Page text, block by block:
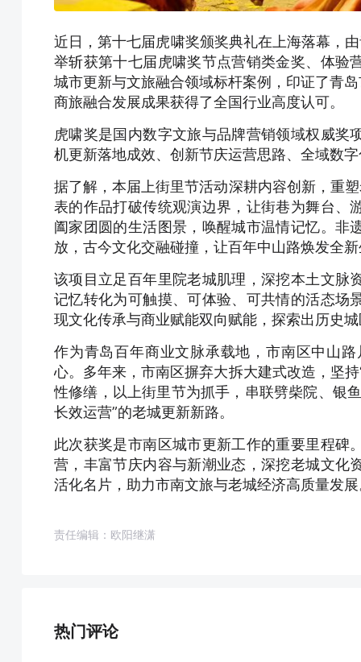
近日，第十七届虎啸奖颁奖典礼在上海落幕，
举斩获第十七届虎啸奖节点营销类金奖、体验
城市更新与文旅融合领域标杆案例，印证了青
商旅融合发展成果获得了全国行业高度认可。
虎啸奖是国内数字文旅与品牌营销领域权威奖
机更新落地成效、创新节庆运营思路、全域数
据了解，本届上街里节活动深耕内容创新，重
表的作品打破传统观演边界，让街巷为舞台、
阖家团圆的生活图景，唤醒城市温情记忆。非
放，古今文化交融碰撞，让百年中山路焕发全
该项目立足百年里院老城肌理，深挖本土文脉
记忆转化为可触摸、可体验、可共情的活态场
现文化传承与商业赋能双向赋能，探索出历史
作为青岛百年商业文脉承载地，市南区中山
心。多年来，市南区摒弃大拆大建式改造，坚
性修缮，以上街里节为抓手，串联劈柴院、银
长效运营”的老城更新新路。
此次获奖是市南区城市更新工作的重要里程碑
营，丰富节庆内容与新潮业态，深挖老城文化
活化名片，助力市南文旅与老城经济高质量发
责任编辑：欧阳继潇
热门评论